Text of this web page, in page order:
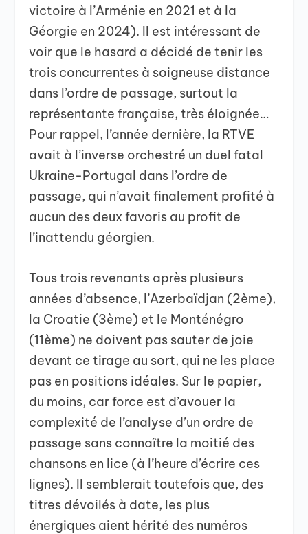
victoire à l’Arménie en 2021 et à la
Géorgie en 2024). Il est intéressant de
voir que le hasard a décidé de tenir les
trois concurrentes à soigneuse distance
dans l’ordre de passage, surtout la
représentante française, très éloignée…
Pour rappel, l’année dernière, la RTVE
avait à l’inverse orchestré un duel fatal
Ukraine-Portugal dans l’ordre de
passage, qui n’avait finalement profité à
aucun des deux favoris au profit de
l’inattendu géorgien.
Tous trois revenants après plusieurs
années d’absence, l’Azerbaïdjan (2ème),
la Croatie (3ème) et le Monténégro
(11ème) ne doivent pas sauter de joie
devant ce tirage au sort, qui ne les place
pas en positions idéales. Sur le papier,
du moins, car force est d’avouer la
complexité de l’analyse d’un ordre de
passage sans connaître la moitié des
chansons en lice (à l’heure d’écrire ces
lignes). Il semblerait toutefois que, des
titres dévoilés à date, les plus
énergiques aient hérité des numéros